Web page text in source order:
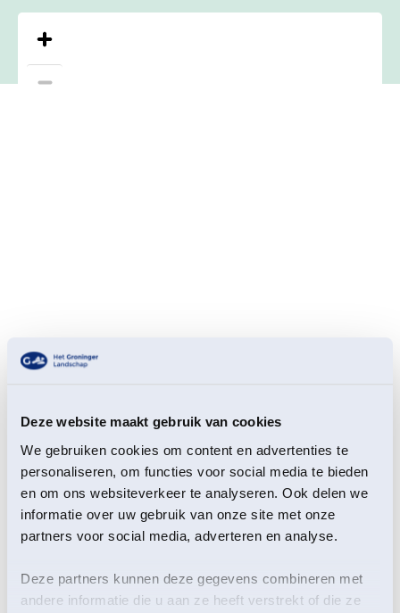
Deze website maakt gebruik van cookies
We gebruiken cookies om content en advertenties te
personaliseren, om functies voor social media te bieden
en om ons websiteverkeer te analyseren. Ook delen we
informatie over uw gebruik van onze site met onze
partners voor social media, adverteren en analyse.
Deze partners kunnen deze gegevens combineren met
andere informatie die u aan ze heeft verstrekt of die ze
Je reist met de boot en de fiets door de
landschapsgeschiedenis en cultuurhistorie van dit
gebied. Van laag naar hoog, dus eerst het Hunzedal en
het Zuidlaardermeer en daarna weer omhoog naar de
Hondsrug. Wat heeft de ligging van Noordlaren
bepaald? Wat maakt het een typisch esdorp?
van de Hunze ontstaan? Varend zoek je samen met de
gids van Het Groninger Landschap de plaats van de